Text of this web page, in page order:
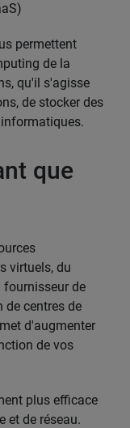
permettent
de la
qu'il s'agisse
de stocker des
que
virtuels, du
fournisseur de
de centres de
d'augmenter
de vos
plus efficace
et de réseau.